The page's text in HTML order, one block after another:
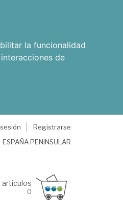
la funcionalidad
de
Registrarse
ESPAÑA PENINSULAR
artículos
0